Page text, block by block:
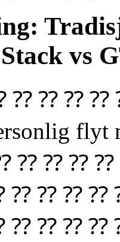
vs
⁇ ⁇ ⁇ ⁇
⁇ ⁇ ⁇
⁇ ⁇ ⁇ ⁇
⁇ ⁇ ⁇ ⁇